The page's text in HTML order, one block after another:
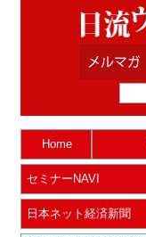
Home
セミナーNAVI
日本ネット経済新聞